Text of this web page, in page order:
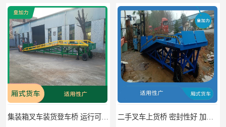
二手叉车上货桥 密封性好 加快物料流通速度